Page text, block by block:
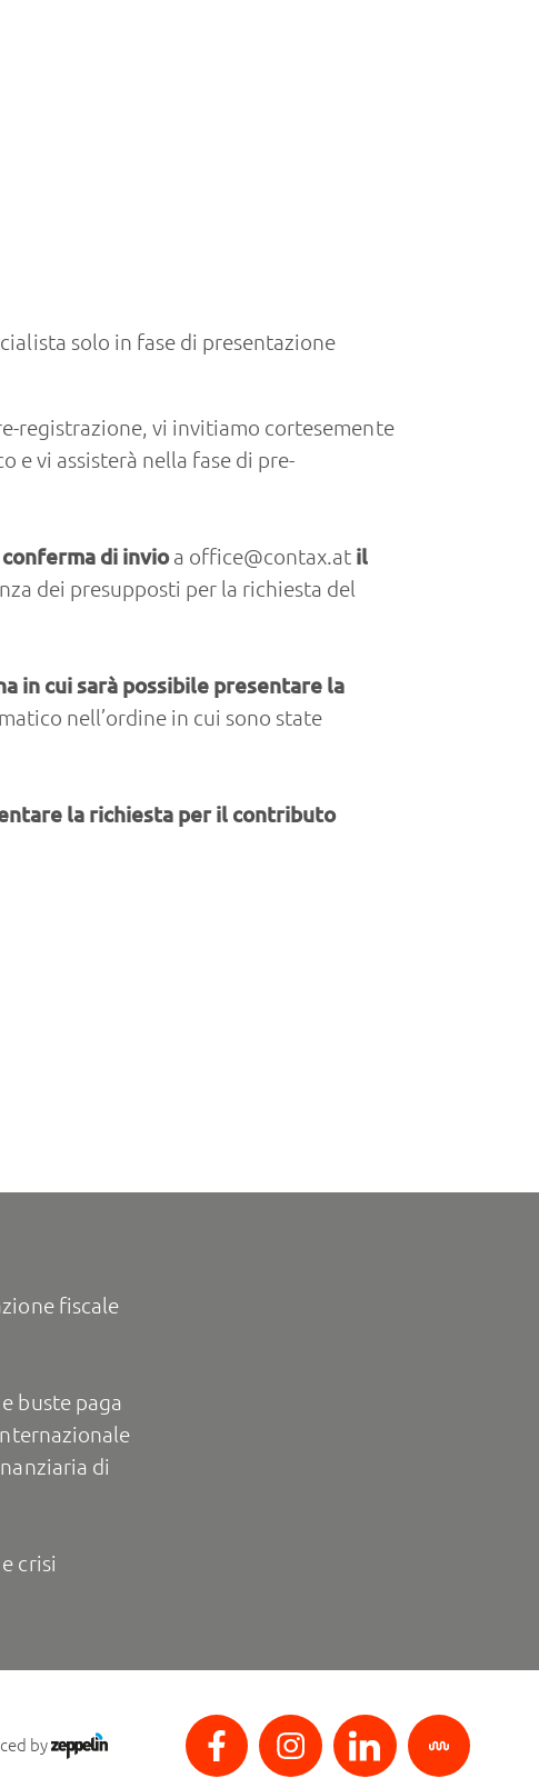
solo in fase di presentazione
registrazione, vi invitiamo cortesemente
e vi assisterà nella fase di pre-
di invioa office@contax.at il
dei presupposti per la richiesta del
in cui sarà possibile presentare la
nell’ordine in cui sono state
la richiesta per il contributo
fiscale
buste paga
di
crisi
by